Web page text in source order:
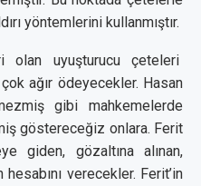
yöntemlerini kullanmıştır.
olan uyuşturucu çeteleri
çok ağır ödeyecekler. Hasan
gibi mahkemelerde
göstereceğiz onlara. Ferit
giden, gözaltına alınan,
verecekler. Ferit’in